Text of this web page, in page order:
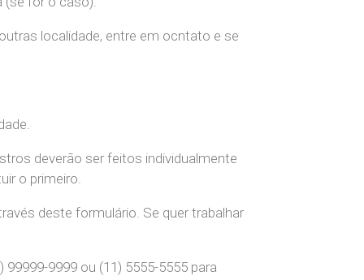
localidade, entre em ocntato e se
deverão ser feitos individualmente
o primeiro.
deste formulário. Se quer trabalhar
9999 ou (11) 5555-5555 para